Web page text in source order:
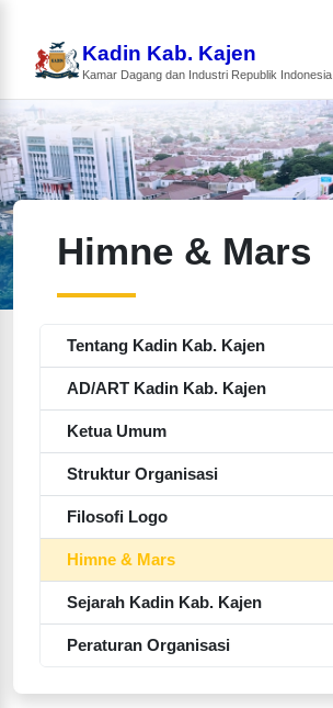
Kadin Kab. Kajen
Kamar Dagang dan Industri Republik Indonesia
Himne & Mars
Tentang Kadin Kab. Kajen
AD/ART Kadin Kab. Kajen
Ketua Umum
Struktur Organisasi
Filosofi Logo
Himne & Mars
Sejarah Kadin Kab. Kajen
Peraturan Organisasi